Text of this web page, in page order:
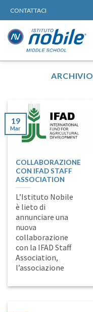
to
content
CONTATTACI
COLLABORAZIONE
CON IFAD STAFF
ASSOCIATION
L’Istituto Nobile
è lieto di
annunciare una
nuova
collaborazione
con la IFAD Staff
Association,
l’associazione
19
Mar